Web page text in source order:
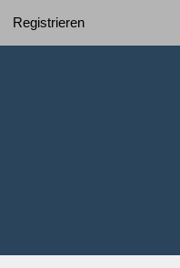
Registrieren